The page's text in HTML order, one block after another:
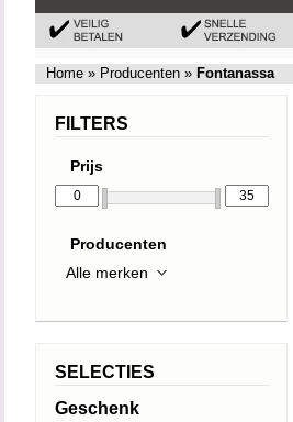
Home » Producenten » Fontanassa
FILTERS
Prijs
Producenten
SELECTIES
Geschenk